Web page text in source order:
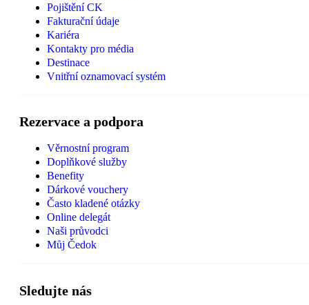
Pojištění CK
Fakturační údaje
Kariéra
Kontakty pro média
Destinace
Vnitřní oznamovací systém
Rezervace a podpora
Věrnostní program
Doplňkové služby
Benefity
Dárkové vouchery
Často kladené otázky
Online delegát
Naši průvodci
Můj Čedok
Sledujte nás